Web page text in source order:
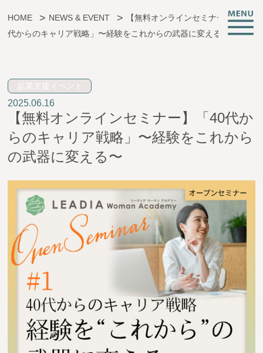
子育ても、仕事も、挑戦も。
CREATIVE ROOMとは
施設情報
支援サービス
起業相談・支援
オフィス支援
イベント・お知らせ
アクセス
HOME NEWS & EVENT
【無料オンラインセミナー】「40
代からのキャリア戦略」〜経験をこれからの武器に変える〜
起業支援イベント
2025.06.16
【無料オンラインセミナー】「40代か
らのキャリア戦略」〜経験をこれから
の武器に変える〜